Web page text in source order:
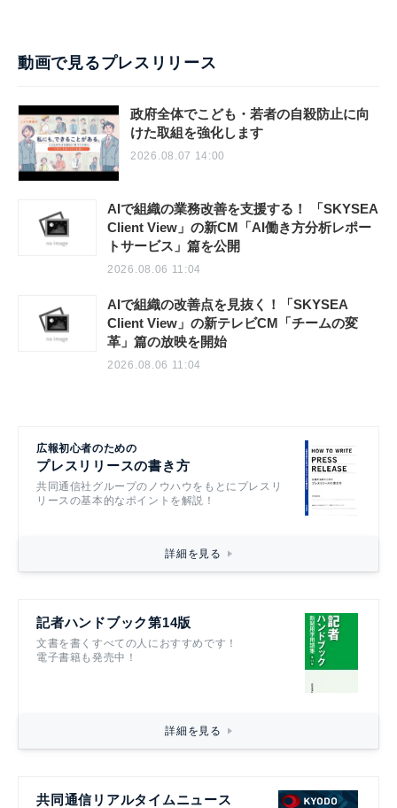
動画で見るプレスリリース
政府全体でこども・若者の自殺防止に向
けた取組を強化します
2026.08.07 14:00
AIで組織の業務改善を支援する！ 「SKYSEA
Client View」の新CM「AI働き方分析レポー
トサービス」篇を公開
2026.08.06 11:04
AIで組織の改善点を見抜く！「SKYSEA
Client View」の新テレビCM「チームの変
革」篇の放映を開始
2026.08.06 11:04
広報初心者のための
プレスリリースの書き方
共同通信社グループのノウハウをもとにプレスリ
リースの基本的なポイントを解説！
詳細を見る
記者ハンドブック第14版
文書を書くすべての人におすすめです！
電子書籍も発売中！
詳細を見る
共同通信リアルタイムニュース